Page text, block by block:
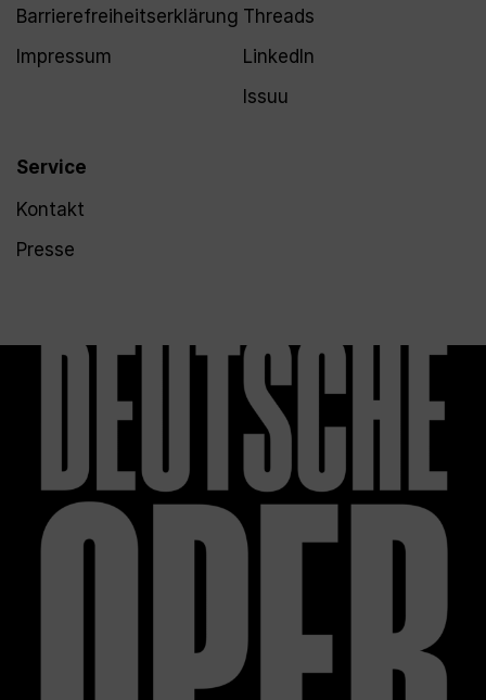
Barrierefreiheitserklärung
Impressum
Service
Kontakt
Presse
Threads
LinkedIn
Issuu